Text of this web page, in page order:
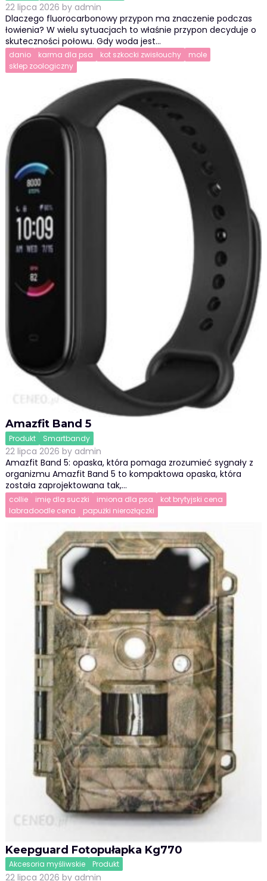
22 lipca 2026 by admin
Dlaczego fluorocarbonowy przypon ma znaczenie podczas
łowienia? W wielu sytuacjach to właśnie przypon decyduje o
skuteczności połowu. Gdy woda jest…
danio karma dla psa kot szkocki zwisłouchy
mole
sklep zoologiczny
Amazfit Band 5
Produkt Smartbandy
22 lipca 2026 by admin
Amazfit Band 5: opaska, która pomaga zrozumieć sygnały z
organizmu Amazfit Band 5 to kompaktowa opaska, która
została zaprojektowana tak,…
collie imię dla suczki imiona dla psa
kot brytyjski cena
labradoodle cena
papużki nierozłączki
Keepguard Fotopułapka Kg770
Akcesoria myśliwskie Produkt
22 lipca 2026 by admin